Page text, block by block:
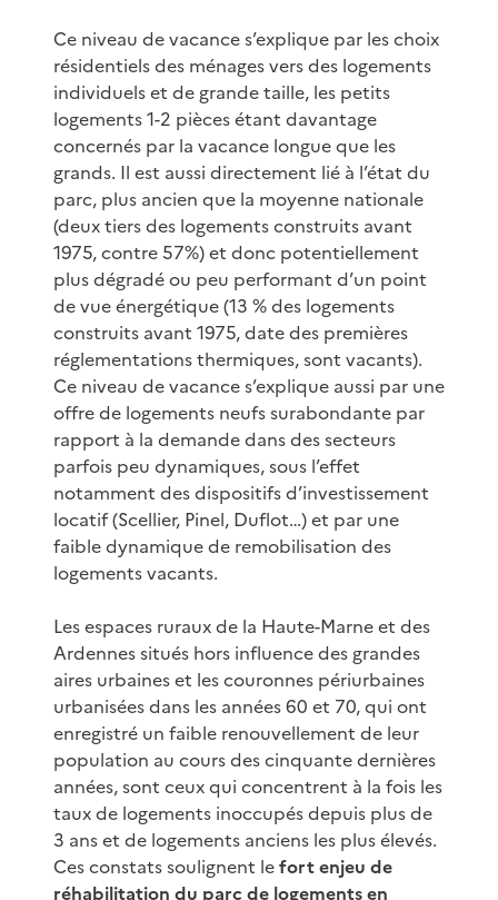
Ce niveau de vacance s’explique par les choix
résidentiels des ménages vers des logements
individuels et de grande taille, les petits
logements 1-2 pièces étant davantage
concernés par la vacance longue que les
grands. Il est aussi directement lié à l’état du
parc, plus ancien que la moyenne nationale
(deux tiers des logements construits avant
1975, contre 57%) et donc potentiellement
plus dégradé ou peu performant d’un point
de vue énergétique (13 % des logements
construits avant 1975, date des premières
réglementations thermiques, sont vacants).
Ce niveau de vacance s’explique aussi par une
offre de logements neufs surabondante par
rapport à la demande dans des secteurs
parfois peu dynamiques, sous l’effet
notamment des dispositifs d’investissement
locatif (Scellier, Pinel, Duflot…) et par une
faible dynamique de remobilisation des
logements vacants.
Les espaces ruraux de la Haute-Marne et des
Ardennes situés hors influence des grandes
aires urbaines et les couronnes périurbaines
urbanisées dans les années 60 et 70, qui ont
enregistré un faible renouvellement de leur
population au cours des cinquante dernières
années, sont ceux qui concentrent à la fois les
taux de logements inoccupés depuis plus de
3 ans et de logements anciens les plus élevés.
Ces constats soulignent lefort enjeu de
réhabilitation du parc de logements en